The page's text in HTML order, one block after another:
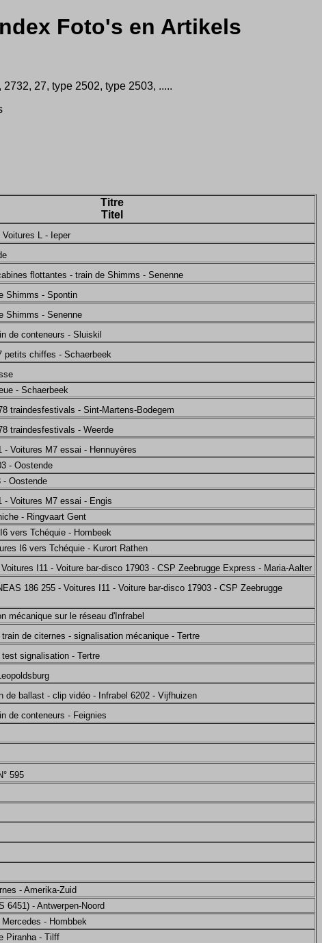
Foto's en Artikels
27, type 2502, type 2503, .....
Titre
Titel
Voitures L - Ieper
flottantes - train de Shimms - Senenne
Shimms - Spontin
Shimms - Senenne
de conteneurs - Sluiskil
petits chiffes - Schaerbeek
- Schaerbeek
traindesfestivals - Sint-Martens-Bodegem
traindesfestivals - Weerde
- Voitures M7 essai - Hennuyères
- Oostende
- Oostende
- Voitures M7 essai - Engis
- Ringvaart Gent
vers Tchéquie - Hombeek
I6 vers Tchéquie - Kurort Rathen
Voitures I11 - Voiture bar-disco 17903 - CSP Zeebrugge Express - Maria-Aalter
186 255 - Voitures I11 - Voiture bar-disco 17903 - CSP Zeebrugge
mécanique sur le réseau d'Infrabel
train de citernes - signalisation mécanique - Tertre
test signalisation - Tertre
de ballast - clip vidéo - Infrabel 6202 - Vijfhuizen
de conteneurs - Feignies
595
- Amerika-Zuid
6451) - Antwerpen-Noord
- Hombbek
Piranha - Tilff